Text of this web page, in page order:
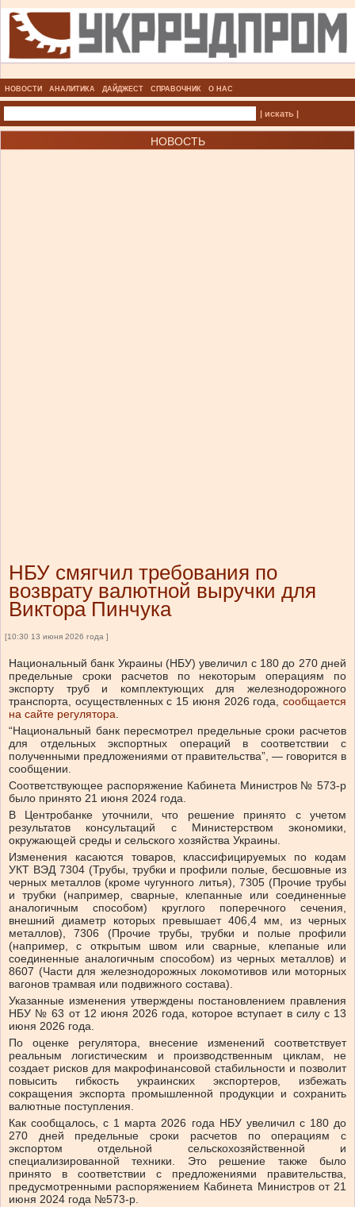
НОВОСТИ АНАЛИТИКА ДАЙДЖЕСТ СПРАВОЧНИК О НАС
| искать |
НОВОСТЬ
НБУ смягчил требования по
возврату валютной выручки для
Виктора Пинчука
[10:30 13 июня 2026 года ]
Национальный банк Украины (НБУ) увеличил с 180 до 270 дней
предельные сроки расчетов по некоторым операциям по
экспорту труб и комплектующих для железнодорожного
транспорта, осуществленных с 15 июня 2026 года, сообщается
на сайте регулятора.
“Национальный банк пересмотрел предельные сроки расчетов
для отдельных экспортных операций в соответствии с
полученными предложениями от правительства”, — говорится в
сообщении.
Соответствующее распоряжение Кабинета Министров № 573-р
было принято 21 июня 2024 года.
В Центробанке уточнили, что решение принято с учетом
результатов консультаций с Министерством экономики,
окружающей среды и сельского хозяйства Украины.
Изменения касаются товаров, классифицируемых по кодам
УКТ ВЭД 7304 (Трубы, трубки и профили полые, бесшовные из
черных металлов (кроме чугунного литья), 7305 (Прочие трубы
и трубки (например, сварные, клепанные или соединенные
аналогичным способом) круглого поперечного сечения,
внешний диаметр которых превышает 406,4 мм, из черных
металлов), 7306 (Прочие трубы, трубки и полые профили
(например, с открытым швом или сварные, клепаные или
соединенные аналогичным способом) из черных металлов) и
8607 (Части для железнодорожных локомотивов или моторных
вагонов трамвая или подвижного состава).
Указанные изменения утверждены постановлением правления
НБУ № 63 от 12 июня 2026 года, которое вступает в силу с 13
июня 2026 года.
По оценке регулятора, внесение изменений соответствует
реальным логистическим и производственным циклам, не
создает рисков для макрофинансовой стабильности и позволит
повысить гибкость украинских экспортеров, избежать
сокращения экспорта промышленной продукции и сохранить
валютные поступления.
Как сообщалось, с 1 марта 2026 года НБУ увеличил с 180 до
270 дней предельные сроки расчетов по операциям с
экспортом отдельной сельскохозяйственной и
специализированной техники. Это решение также было
принято в соответствии с предложениями правительства,
предусмотренными распоряжением Кабинета Министров от 21
июня 2024 года №573-р.